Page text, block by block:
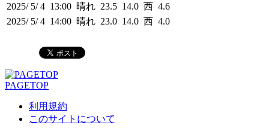
2025/ 5/ 4 13:00 晴れ 23.5 14.0 西 4.6
2025/ 5/ 4 14:00 晴れ 23.0 14.0 西 4.0
PAGETOP
利用規約
このサイトについて